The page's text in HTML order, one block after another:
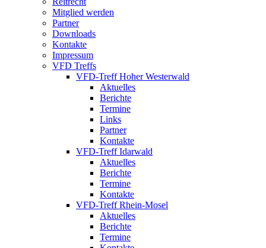
Mitglied werden
Partner
Downloads
Kontakte
Impressum
VFD Treffs
VFD-Treff Hoher Westerwald
Aktuelles
Berichte
Termine
Links
Partner
Kontakte
VFD-Treff Idarwald
Aktuelles
Berichte
Termine
Kontakte
VFD-Treff Rhein-Mosel
Aktuelles
Berichte
Termine